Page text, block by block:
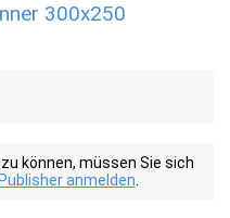
300x250
können, müssen Sie sich
anmelden